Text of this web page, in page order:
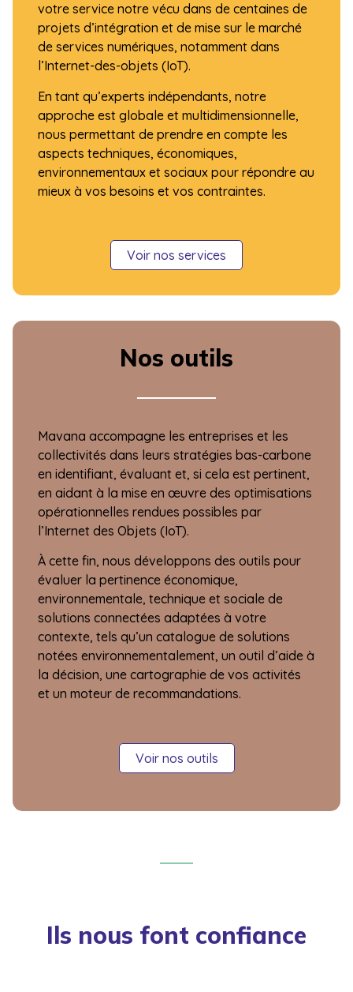
votre service notre vécu dans de centaines de
projets d’intégration et de mise sur le marché
de services numériques, notamment dans
l’Internet-des-objets (IoT).
En tant qu’experts indépendants, notre
approche est globale et multidimensionnelle,
nous permettant de prendre en compte les
aspects techniques, économiques,
environnementaux et sociaux pour répondre au
mieux à vos besoins et vos contraintes.
Voir nos services
Nos outils
Mavana accompagne les entreprises et les
collectivités dans leurs stratégies bas-carbone
en identifiant, évaluant et, si cela est pertinent,
en aidant à la mise en œuvre des optimisations
opérationnelles rendues possibles par
l’Internet des Objets (IoT).
À cette fin, nous développons des outils pour
évaluer la pertinence économique,
environnementale, technique et sociale de
solutions connectées adaptées à votre
contexte, tels qu’un catalogue de solutions
notées environnementalement, un outil d’aide à
la décision, une cartographie de vos activités
et un moteur de recommandations.
Voir nos outils
Ils nous font confiance